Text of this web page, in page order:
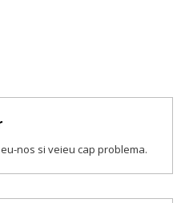
nos si veieu cap problema.